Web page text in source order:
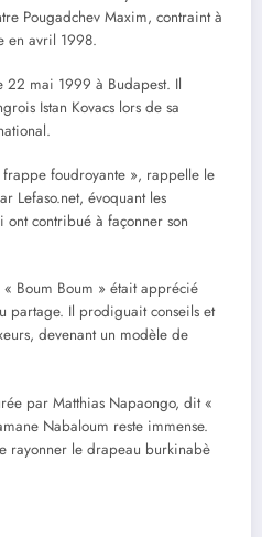
Pougadchev Maxim, contraint à
en avril 1998.
22 mai 1999 à Budapest. Il
Istan Kovacs lors de sa
foudroyante », rappelle le
Lefaso.net, évoquant les
ont contribué à façonner son
Boum Boum » était apprécié
partage. Il prodiguait conseils et
devenant un modèle de
par Matthias Napaongo, dit «
Nabaloum reste immense.
rayonner le drapeau burkinabè